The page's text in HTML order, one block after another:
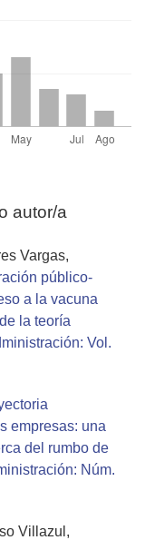
autor/a
Vargas,
público-
a la vacuna
la teoría
Vol.
empresas: una
del rumbo de
Núm.
Villazul,